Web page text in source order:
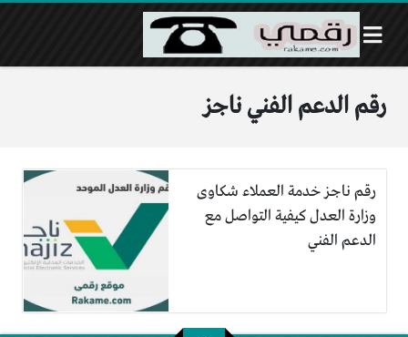
رقم الدعم الفني ناجز
رقم ناجز خدمة العملاء شكاوى
وزارة العدل كيفية التواصل مع
الدعم الفني